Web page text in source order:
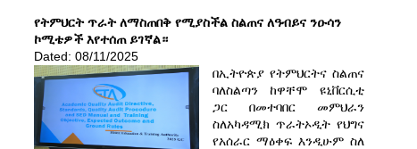
የትምህርት ጥራት ለማስጠበቅ የሚያስችል ስልጠና ለዓብይና ንዑሳን
ኮሚቴዎች እየተሰጠ ይገኛል።
Dated: 08/11/2025
በኢትዮጵያ የትምህርትና ስልጠና
ባለስልጣን ከዋቸሞ ዩኒቨርሲቲ
ጋር በመተባበር መምህራን
ስለአካዳሚክ ጥራትኦዲት የህግና
የአሰራር ማዕቀፍ እንዲሁም ስለ